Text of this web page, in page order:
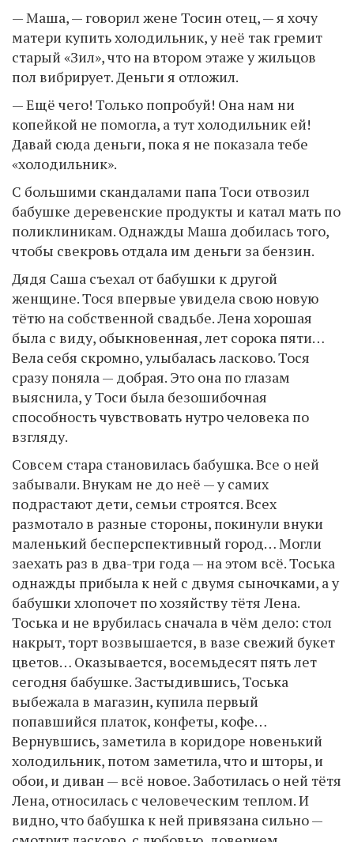
— Маша, — говорил жене Тосин отец, — я хочу
матери купить холодильник, у неё так гремит
старый «Зил», что на втором этаже у жильцов
пол вибрирует. Деньги я отложил.
— Ещё чего! Только попробуй! Она нам ни
копейкой не помогла, а тут холодильник ей!
Давай сюда деньги, пока я не показала тебе
«холодильник».
С большими скандалами папа Тоси отвозил
бабушке деревенские продукты и катал мать по
поликлиникам. Однажды Маша добилась того,
чтобы свекровь отдала им деньги за бензин.
Дядя Саша съехал от бабушки к другой
женщине. Тося впервые увидела свою новую
тётю на собственной свадьбе. Лена хорошая
была с виду, обыкновенная, лет сорока пяти…
Вела себя скромно, улыбалась ласково. Тося
сразу поняла — добрая. Это она по глазам
выяснила, у Тоси была безошибочная
способность чувствовать нутро человека по
взгляду.
Совсем стара становилась бабушка. Все о ней
забывали. Внукам не до неё — у самих
подрастают дети, семьи строятся. Всех
размотало в разные стороны, покинули внуки
маленький бесперспективный город… Могли
заехать раз в два-три года — на этом всё. Тоська
однажды прибыла к ней с двумя сыночками, а у
бабушки хлопочет по хозяйству тётя Лена.
Тоська и не врубилась сначала в чём дело: стол
накрыт, торт возвышается, в вазе свежий букет
цветов… Оказывается, восемьдесят пять лет
сегодня бабушке. Застыдившись, Тоська
выбежала в магазин, купила первый
попавшийся платок, конфеты, кофе…
Вернувшись, заметила в коридоре новенький
холодильник, потом заметила, что и шторы, и
обои, и диван — всё новое. Заботилась о ней тётя
Лена, относилась с человеческим теплом. И
видно, что бабушка к ней привязана сильно —